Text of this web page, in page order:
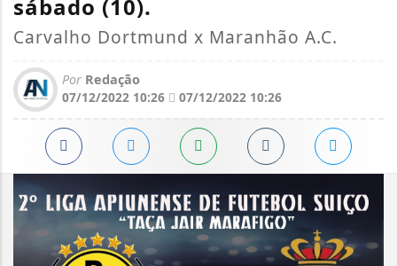
sábado (10).
Carvalho Dortmund x Maranhão A.C.
Por Redação
07/12/2022 10:26
07/12/2022 10:26